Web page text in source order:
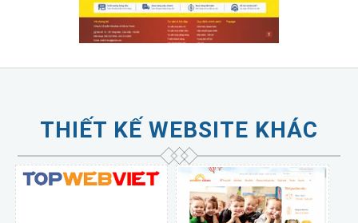
THIẾT KẾ WEBSITE KHÁC